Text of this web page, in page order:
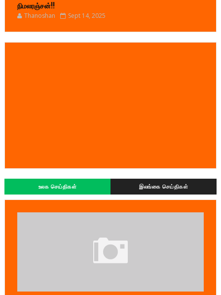
நிமலரஞ்சன்!!
Thanoshan Sept 14, 2025
உலக செய்திகள் இலங்கை செய்திகள்